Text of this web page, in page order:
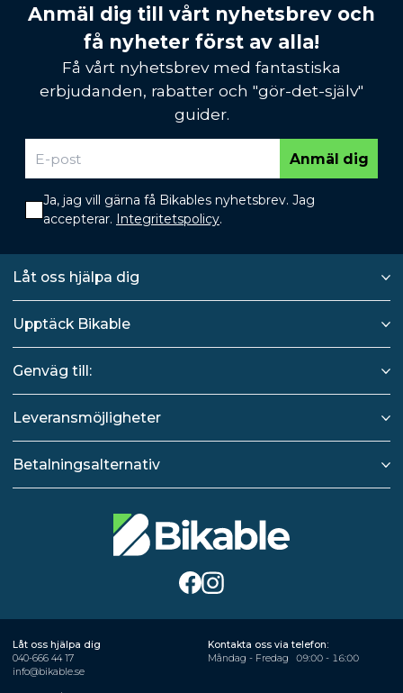
Anmäl dig till vårt nyhetsbrev och
få nyheter först av alla!
Få vårt nyhetsbrev med fantastiska
erbjudanden, rabatter och "gör-det-själv"
guider.
Anmäl dig
Ja, jag vill gärna få Bikables nyhetsbrev. Jag
accepterar. Integritetspolicy.
Låt oss hjälpa dig
Upptäck Bikable
Genväg till:
Leveransmöjligheter
Betalningsalternativ
Låt oss hjälpa dig
040-666 44 17
info@bikable.se
Kontakta oss via telefon:
Måndag - Fredag
09:00 - 16:00